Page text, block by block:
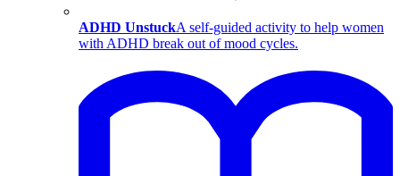
ADHD UnstuckA self-guided activity to help women
with ADHD break out of mood cycles.